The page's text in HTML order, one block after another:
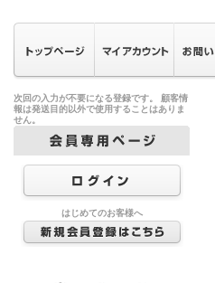
次回の入力が不要になる登録です。 顧客情
報は発送目的以外で使用することはありま
せん。
はじめてのお客様へ